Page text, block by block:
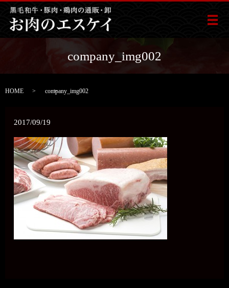
メ
company_img002
HOME company_img002
2017/09/19